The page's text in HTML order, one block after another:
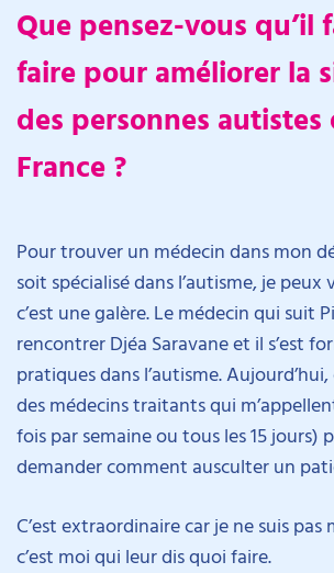
Que pensez-vous qu’il
faire pour améliorer la
des personnes autistes
France ?
Pour trouver un médecin dans mon
soit spécialisé dans l’autisme, je peux
c’est une galère. Le médecin qui suit
rencontrer Djéa Saravane et il s’est
pratiques dans l’autisme.
des médecins traitants qui
fois par semaine ou tous les 15 jours)
demander comment ausculter un
C’est extraordinaire car je ne suis pas
c’est moi qui leur dis quoi faire.